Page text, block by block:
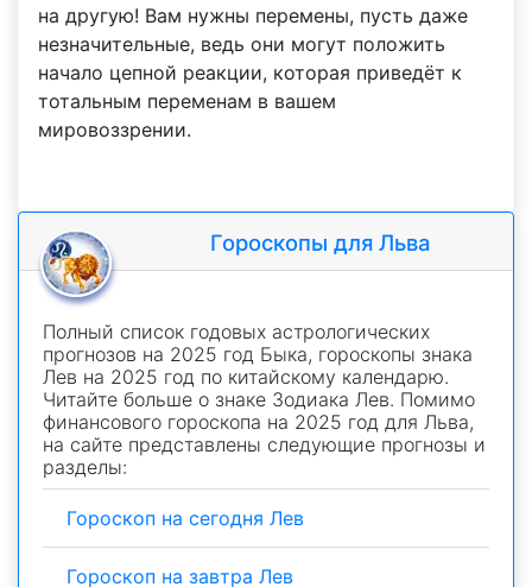
на другую! Вам нужны перемены, пусть даже
незначительные, ведь они могут положить
начало цепной реакции, которая приведёт к
тотальным переменам в вашем
мировоззрении.
Гороскопы для Льва
Полный список годовых астрологических
прогнозов на 2025 год Быка, гороскопы знака
Лев на 2025 год по китайскому календарю.
Читайте больше о знаке Зодиака Лев. Помимо
финансового гороскопа на 2025 год для Льва,
на сайте представлены следующие прогнозы и
разделы:
Гороскоп на сегодня Лев
Гороскоп на завтра Лев